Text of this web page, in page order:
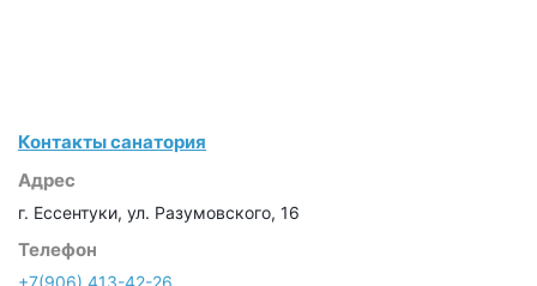
Контакты санатория
Адрес
г. Ессентуки, ул. Разумовского, 16
Телефон
+7(906) 413-42-26